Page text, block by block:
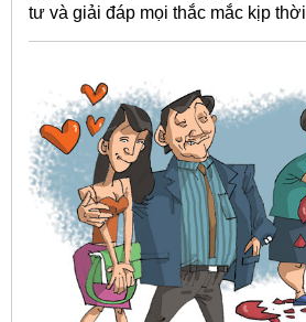
tư và giải đáp mọi thắc mắc kịp thời